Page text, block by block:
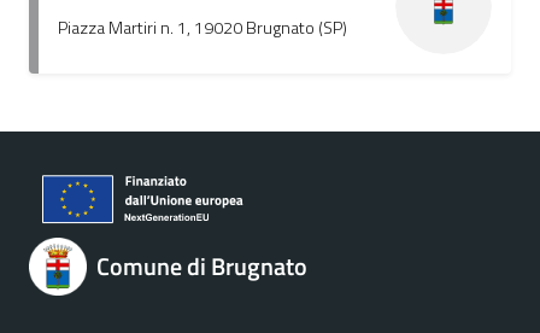
Piazza Martiri n. 1, 19020 Brugnato (SP)
Comune di Brugnato